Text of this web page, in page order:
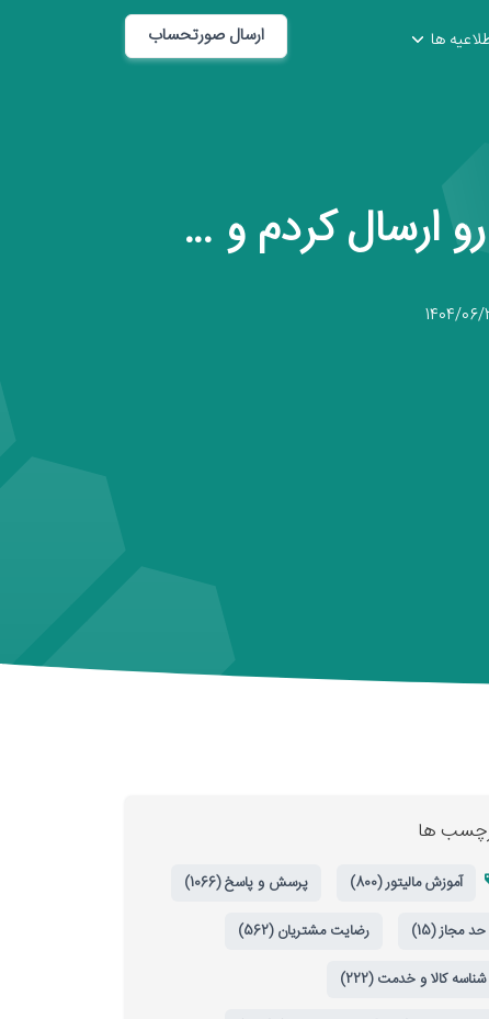
ارسال صورتحساب ها
ارسال کردم و …
ها
آموزش مالیتور (800)
پرسش و پاسخ (1066)
حد مجاز (15)
رضایت مشتریان (562)
شناسه کالا و خدمت (222)